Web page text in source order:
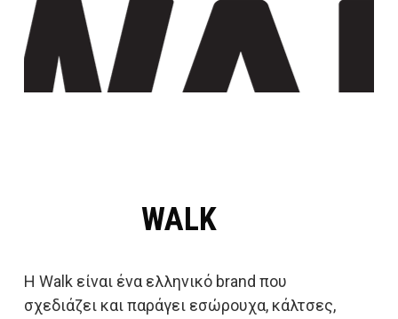
WALK
Η Walk είναι ένα ελληνικό brand που
σχεδιάζει και παράγει εσώρουχα, κάλτσες,